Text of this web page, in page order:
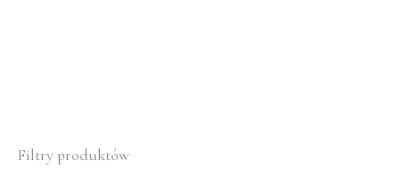
Filtry produktów